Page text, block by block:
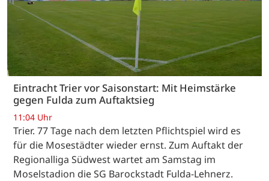
Eintracht Trier vor Saisonstart: Mit Heimstärke
gegen Fulda zum Auftaktsieg
11:04 Uhr
Trier. 77 Tage nach dem letzten Pflichtspiel wird es
für die Mosestädter wieder ernst. Zum Auftakt der
Regionalliga Südwest wartet am Samstag im
Moselstadion die SG Barockstadt Fulda-Lehnerz.